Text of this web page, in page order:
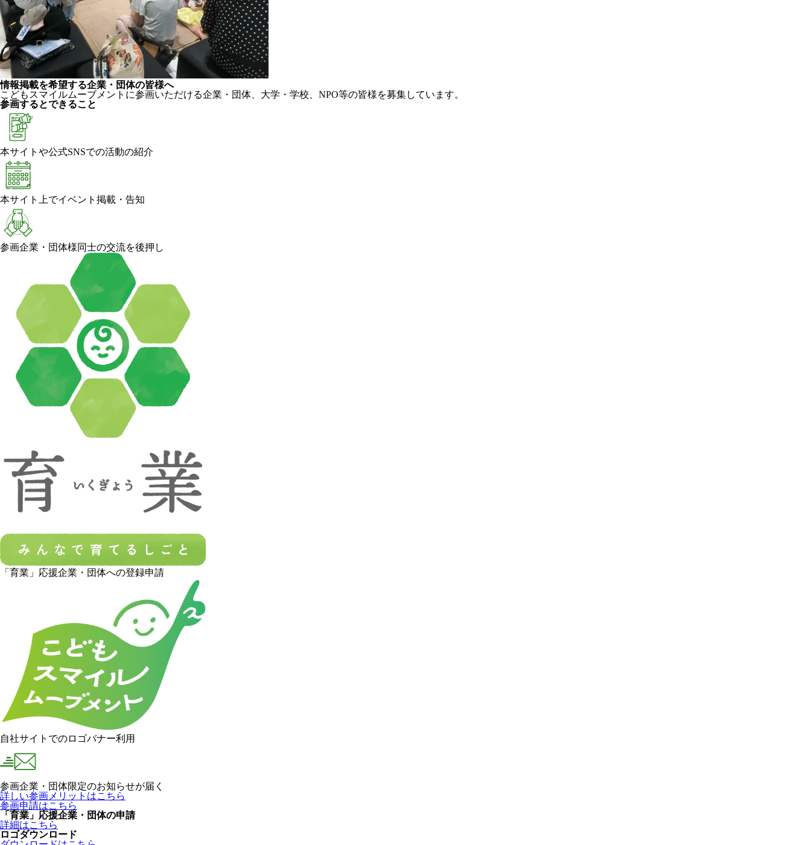
情報掲載を希望する企業・団体の皆様へ
こどもスマイルムーブメントに参画いただける企業・団体、大学・学校、NPO等の皆様を募集しています。
参画するとできること
本サイトや公式SNSでの活動の紹介
本サイト上でイベント掲載・告知
参画企業・団体様同士の交流を後押し
「育業」応援企業・団体への登録申請
自社サイトでのロゴバナー利用
参画企業・団体限定のお知らせが届く
詳しい参画メリットはこちら
参画申請はこちら
「育業」応援企業・団体の申請
詳細はこちら
ロゴダウンロード